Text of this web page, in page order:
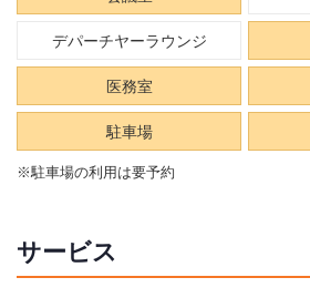
デパーチヤーラウンジ
医務室
駐車場
※駐車場の利用は要予約
サービス